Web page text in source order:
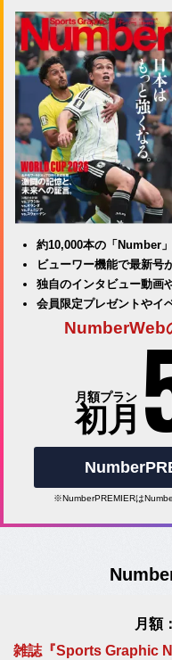
約10,000本の「Number
ビューワー機能で最新号
独自のインタビュー動画
会員限定プレゼントやイ
NumberWeb
月額プラン
初月
※NumberPREMIERは
月額
雑誌『Sports Graphic